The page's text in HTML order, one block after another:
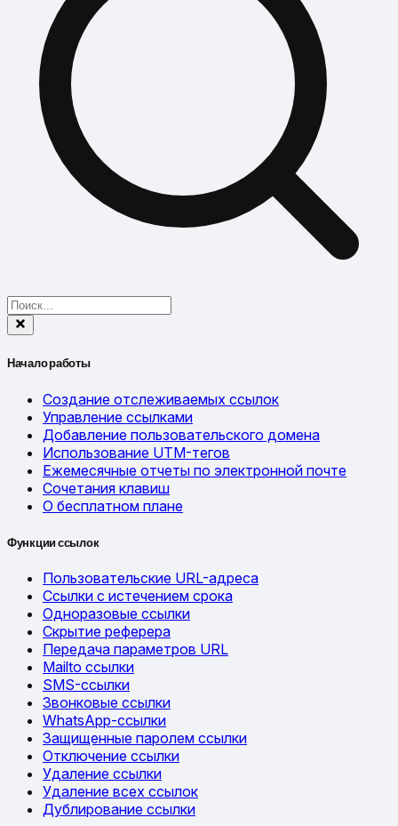
Начало работы
Создание отслеживаемых ссылок
Управление ссылками
Добавление пользовательского домена
Использование UTM-тегов
Ежемесячные отчеты по электронной почте
Сочетания клавиш
О бесплатном плане
Функции ссылок
Пользовательские URL-адреса
Ссылки с истечением срока
Одноразовые ссылки
Скрытие реферера
Передача параметров URL
Mailto ссылки
SMS-ссылки
Звонковые ссылки
WhatsApp-ссылки
Защищенные паролем ссылки
Отключение ссылки
Удаление ссылки
Удаление всех ссылок
Дублирование ссылки